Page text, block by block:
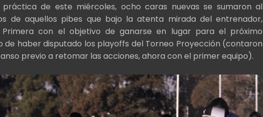
de este miércoles, ocho caras nuevas se sumaron al
de aquellos pibes que bajo la atenta mirada del entrenador,
con el objetivo de ganarse en lugar para el próximo
de haber disputado los playoffs del Torneo Proyección (contaron
previo a retomar las acciones, ahora con el primer equipo).